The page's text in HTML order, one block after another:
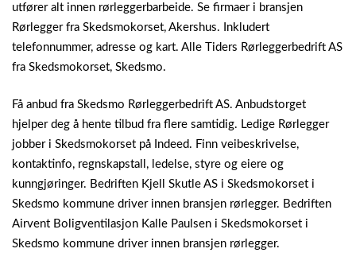
utfører alt innen rørleggerbarbeide. Se firmaer i bransjen
Rørlegger fra Skedsmokorset, Akershus. Inkludert
telefonnummer, adresse og kart. Alle Tiders Rørleggerbedrift AS
fra Skedsmokorset, Skedsmo.
Få anbud fra Skedsmo Rørleggerbedrift AS. Anbudstorget
hjelper deg å hente tilbud fra flere samtidig. Ledige Rørlegger
jobber i Skedsmokorset på Indeed. Finn veibeskrivelse,
kontaktinfo, regnskapstall, ledelse, styre og eiere og
kunngjøringer. Bedriften Kjell Skutle AS i Skedsmokorset i
Skedsmo kommune driver innen bransjen rørlegger. Bedriften
Airvent Boligventilasjon Kalle Paulsen i Skedsmokorset i
Skedsmo kommune driver innen bransjen rørlegger.